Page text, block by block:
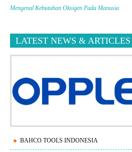
Mengenal Kebutuhan Oksigen Pada Manusia
LATEST NEWS & ARTICLES
BAHCO TOOLS INDONESIA